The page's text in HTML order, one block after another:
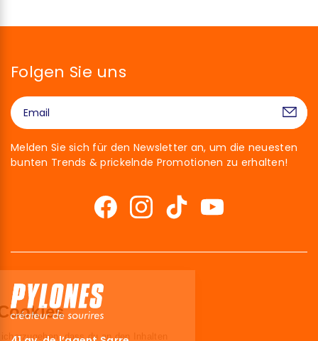
Folgen Sie uns
Melden Sie sich für den Newsletter an, um die neuesten
bunten Trends & prickelnde Promotionen zu erhalten!
Hallo!
Wir sind die Cookies
Wir haben gewartet, um sicherzugehen,